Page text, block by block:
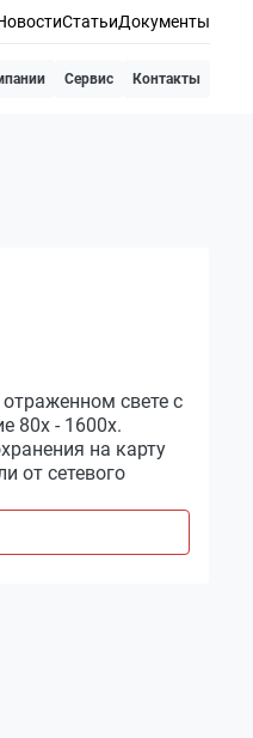
СтатьиДокументы
Сервис Контакты
свете с
80х - 1600х.
на карту
от сетевого